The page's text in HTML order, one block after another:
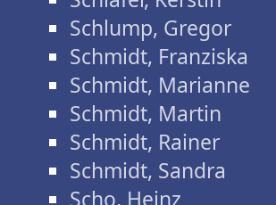
Schlump, Gregor
Schmidt, Franziska
Schmidt, Marianne
Schmidt, Martin
Schmidt, Rainer
Schmidt, Sandra
Scho, Heinz